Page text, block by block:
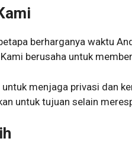
berharganya waktu
berusaha untuk
menjaga privasi dan
untuk tujuan selain